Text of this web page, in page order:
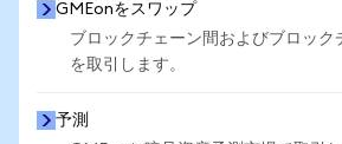
GMEonをスワップ
ブロックチェーン間およびブロック
を取引します。
予測